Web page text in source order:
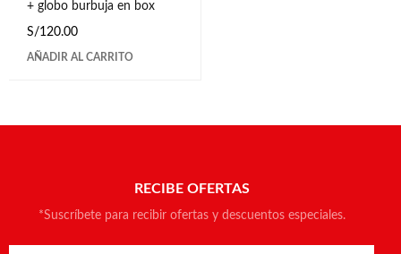
+ globo burbuja en box
S/120.00
AÑADIR AL CARRITO
RECIBE OFERTAS
*Suscríbete para recibir ofertas y descuentos especiales.